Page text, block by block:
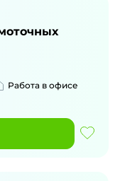
Работа в офисе